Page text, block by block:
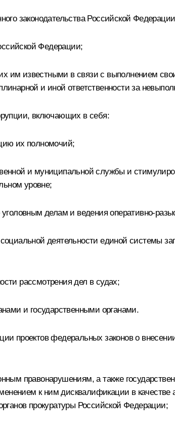
законодательства Российской
Федерации;
им известными в связи с выполнением
и иной ответственности за
включающих в себя:
их полномочий;
и муниципальной службы и
уровне;
делам и ведения оперативно-
деятельности единой системы
рассмотрения дел в судах;
и государственными органами.
проектов федеральных законов о
правонарушениям, а также
к ним дисквалификации в качестве
прокуратуры Российской Федерации;